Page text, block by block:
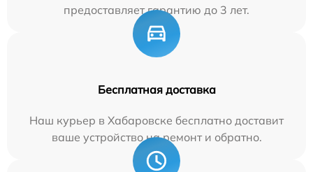
предоставляет гарантию до 3 лет.
Бесплатная доставка
Наш курьер в Хабаровске бесплатно доставит
ваше устройство на ремонт и обратно.